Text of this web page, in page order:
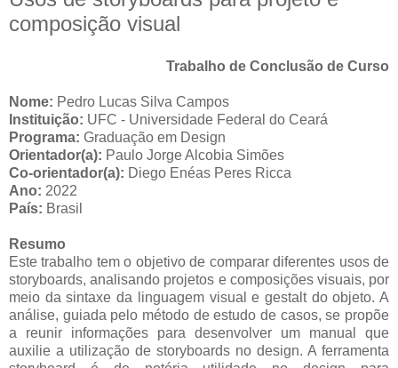
composição visual
Trabalho de Conclusão de Curso
Nome: Pedro Lucas Silva Campos
Instituição: UFC - Universidade Federal do Ceará
Programa: Graduação em Design
Orientador(a): Paulo Jorge Alcobia Simões
Co-orientador(a): Diego Enéas Peres Ricca
Ano: 2022
País: Brasil
Resumo
Este trabalho tem o objetivo de comparar diferentes usos de
storyboards, analisando projetos e composições visuais, por
meio da sintaxe da linguagem visual e gestalt do objeto. A
análise, guiada pelo método de estudo de casos, se propõe
a reunir informações para desenvolver um manual que
auxilie a utilização de storyboards no design. A ferramenta